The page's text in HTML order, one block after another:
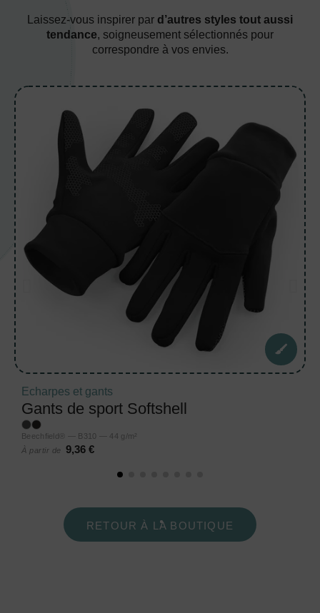
Laissez-vous inspirer par d’autres styles tout aussi
tendance, soigneusement sélectionnés pour
correspondre à vos envies.
Echarpes et gants
Gants de sport Softshell
Beechfield® — B310 — 44 g/m²
À partir de
9,36 €
RETOUR À LA BOUTIQUE